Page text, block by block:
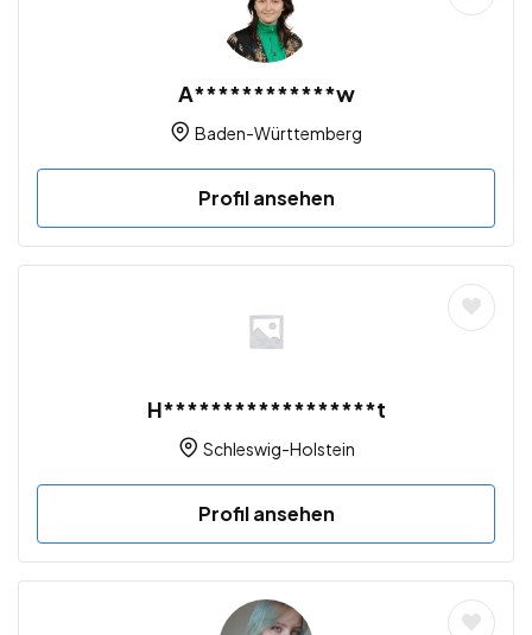
A************w
Baden-Württemberg
Profil ansehen
H******************t
Schleswig-Holstein
Profil ansehen